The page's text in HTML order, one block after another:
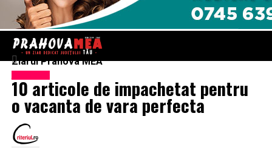
Ziarul Prahova MEA
10 articole de impachetat pentru
o vacanta de vara perfecta